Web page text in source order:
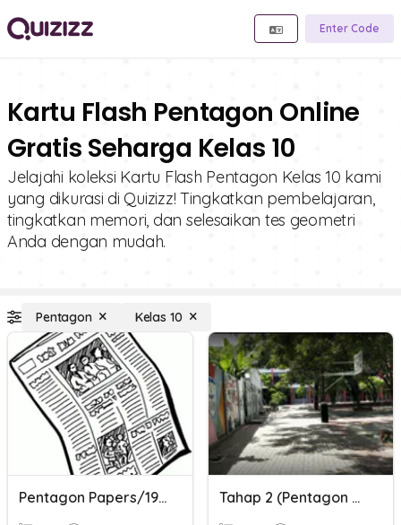
Enter Code
Kartu Flash Pentagon Online
Gratis Seharga Kelas 10
Jelajahi koleksi Kartu Flash Pentagon Kelas 10 kami
yang dikurasi di Quizizz! Tingkatkan pembelajaran,
tingkatkan memori, dan selesaikan tes geometri
Anda dengan mudah.
Pentagon Kelas 10
Pentagon Papers/1980's For Profit News Tahap 2 (Pentagon War)